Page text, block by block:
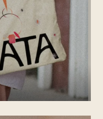
dettagli di stile per ogni